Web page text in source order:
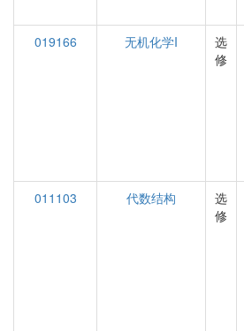
019166
无机化学I
选
修
011103
代数结构
选
修